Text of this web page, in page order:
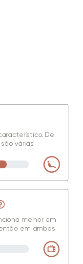
De
várias!
melhor em
em ambos.